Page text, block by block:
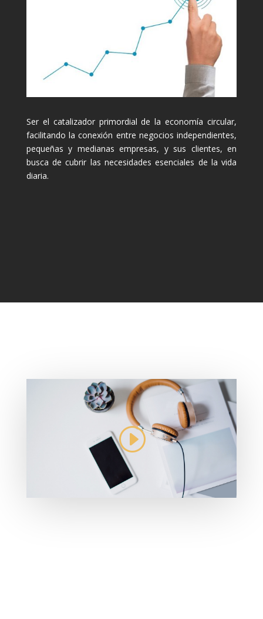
Ser el catalizador primordial de la economía circular,
facilitando la conexión entre negocios independientes,
pequeñas y medianas empresas, y sus clientes, en
busca de cubrir las necesidades esenciales de la vida
diaria.